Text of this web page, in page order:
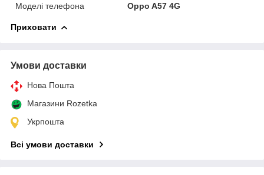
Моделі телефона
Oppo A57 4G
Приховати
Умови доставки
Нова Пошта
Магазини Rozetka
Укрпошта
Всі умови доставки